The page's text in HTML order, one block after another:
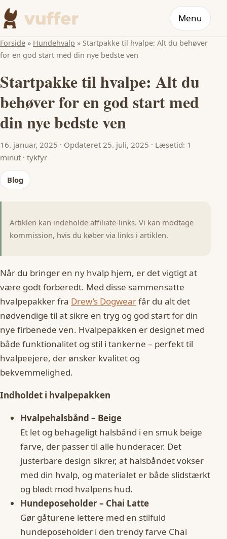
Menu
Forside » Hundehvalp » Startpakke til hvalpe: Alt du behøver
for en god start med din nye bedste ven
Startpakke til hvalpe: Alt du
behøver for en god start med
din nye bedste ven
16. januar, 2025 · Opdateret 25. juli, 2025 · Læsetid: 1
minut · tykfyr
Blog
Artiklen kan indeholde affiliate-links. Vi kan modtage
kommission, hvis du køber via links i artiklen.
Når du bringer en ny hvalp hjem, er det vigtigt at
være godt forberedt. Med disse sammensatte
hvalpepakker fra Drew’s Dogwearfår du alt det
nødvendige til at sikre en tryg og god start for din
nye firbenede ven. Hvalpepakken er designet med
både funktionalitet og stil i tankerne – perfekt til
hvalpeejere, der ønsker kvalitet og
bekvemmelighed.
Indholdet i hvalpepakken
Hvalpehalsbånd – Beige
Et let og behageligt halsbånd i en smuk beige
farve, der passer til alle hunderacer. Det
justerbare design sikrer, at halsbåndet vokser
med din hvalp, og materialet er både slidstærkt
og blødt mod hvalpens hud.
Hundeposeholder – Chai Latte
Gør gåturene lettere med en stilfuld
hundeposeholder i den trendy farve Chai